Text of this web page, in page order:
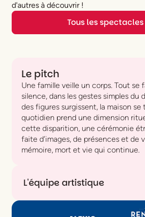
d'autres à découvrir !
Tous les spectacles
Le pitch
Une famille veille un corps. Tout se
silence, dans les gestes simples du
des figures surgissent, la maison se
quotidien prend une dimension
cette disparition, une cérémonie
faite d’images, de présences et de
mémoire, mort et vie qui continue.
L'équipe artistique